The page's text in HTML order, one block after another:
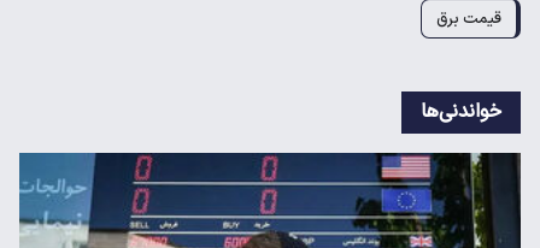
قیمت برق
خواندنی‌ها